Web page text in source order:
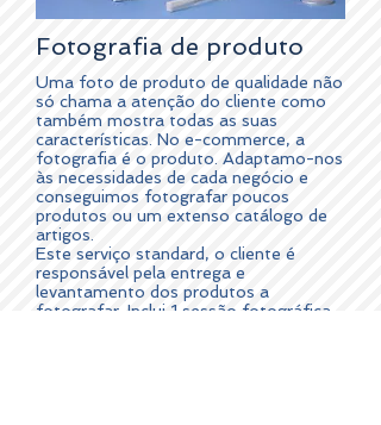
Fotografia de produto
Uma foto de produto de qualidade não
só chama a atenção do cliente como
também mostra todas as suas
características. No e-commerce, a
fotografia é o produto. Adaptamo-nos
às necessidades de cada negócio e
conseguimos fotografar poucos
produtos ou um extenso catálogo de
artigos.
Este serviço standard, o cliente é
responsável pela entrega e
levantamento dos produtos a
fotografar. Inclui 1 sessão fotográfica